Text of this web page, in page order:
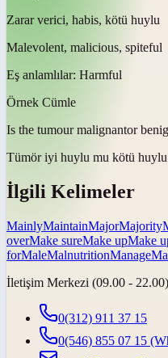
Zarar verici, habis, kötü huylu
Malevolent, malicious, spiteful
Eş anlamlılar: Harmful
Örnek Cümle
Is the tumour malignantor
Tümör iyi huylu mu kötü
İlgili Kelimeler
MainlyMaintainMajorMajority
overMake sureMake upMake
forMaleMalnutritionManage
İletişim Merkezi (09.00 - 22.00)
0(312) 911 37 15
0(546) 855 07 15